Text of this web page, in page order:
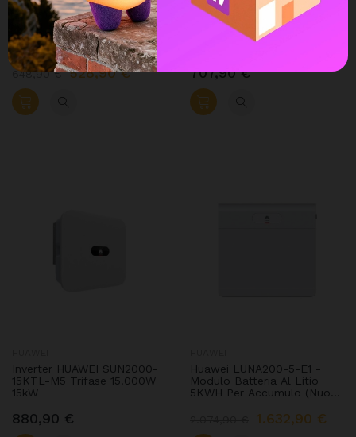
HUAWEI
Inverter HUAWEI SUN2000-
5KTL-L1 Ibrido Monofase
5000W 5kW
648,90 € 528,90 €
HUAWEI
Inverter HUAWEI SUN2000-
12KTL-M5 Trifase 12.000W
707,90 €
Inverter HUAWEI SUN2000-
15KTL-M5 Trifase 15.000W
15kW
880,90 €
Huawei LUNA200-5-E1 -
Modulo Batteria Al Litio
5KWH Per Accumulo (Nuovo
1.632,90 €